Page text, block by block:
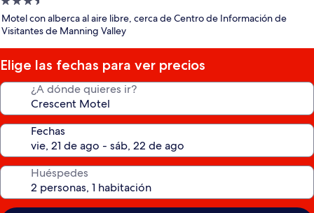
de
3.5
estrellas
Motel con alberca al aire libre, cerca de Centro de Información de
Visitantes de Manning Valley
Elige las fechas para ver precios
¿A dónde quieres ir?
Fechas
Huéspedes